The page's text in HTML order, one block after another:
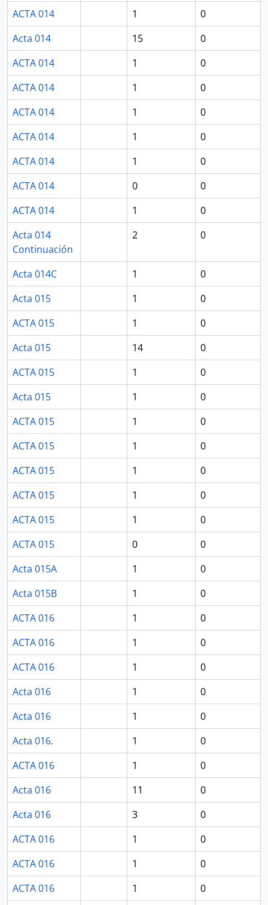
ACTA 014
1
0
Acta 014
15
0
ACTA 014
1
0
ACTA 014
1
0
ACTA 014
1
0
ACTA 014
1
0
ACTA 014
1
0
ACTA 014
0
0
ACTA 014
1
0
Acta 014
Continuación
2 0
Acta 014C 1
0
Acta 015
1
0
ACTA 015
1
0
Acta 015
14
0
ACTA 015
1
0
Acta 015
1
0
ACTA 015
1
0
ACTA 015
1
0
ACTA 015
1
0
ACTA 015
1
0
ACTA 015
1
0
ACTA 015
0
0
Acta 015A
1
0
Acta 015B
1
0
ACTA 016
1
0
ACTA 016
1
0
ACTA 016
1
0
Acta 016
1
0
Acta 016
1
0
Acta 016.
1
0
ACTA 016
1
0
Acta 016
11
0
Acta 016
3
0
ACTA 016
1
0
ACTA 016
1
0
ACTA 016
1 0